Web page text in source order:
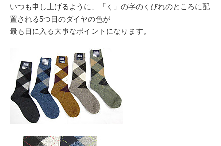
いつも申し上げるように、「く」の字のくびれのところに配
置される5つ目のダイヤの色が
最も目に入る大事なポイントになります。